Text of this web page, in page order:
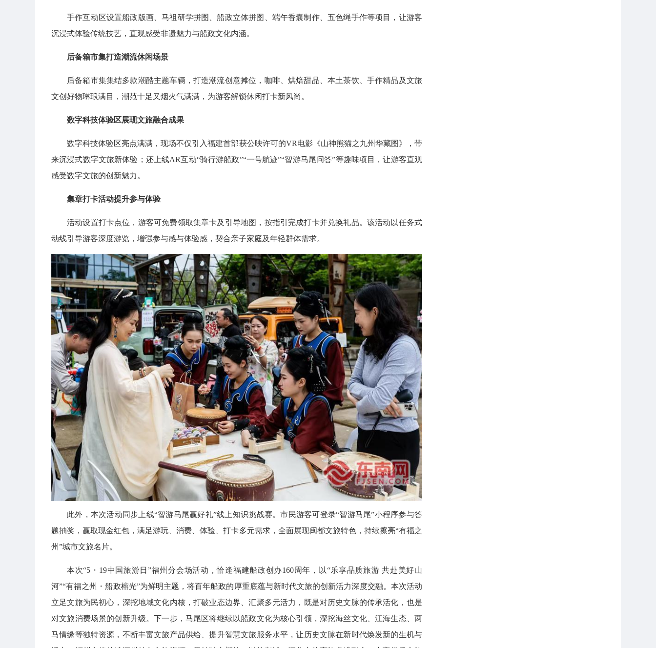
手作互动区设置船政版画、马祖研学拼图、船政立体拼图、端午香囊制作、五色绳手作等项目，让游客
沉浸式体验传统技艺，直观感受非遗魅力与船政文化内涵。
后备箱市集打造潮流休闲场景
后备箱市集集结多款潮酷主题车辆，打造潮流创意摊位，咖啡、烘焙甜品、本土茶饮、手作精品及文旅
文创好物琳琅满目，潮范十足又烟火气满满，为游客解锁休闲打卡新风尚。
数字科技体验区展现文旅融合成果
数字科技体验区亮点满满，现场不仅引入福建首部获公映许可的VR电影《山神熊猫之九州华藏图》，带
来沉浸式数字文旅新体验；还上线AR互动“骑行游船政”“一号航迹”“智游马尾问答”等趣味项目，让游客直观
感受数字文旅的创新魅力。
集章打卡活动提升参与体验
活动设置打卡点位，游客可免费领取集章卡及引导地图，按指引完成打卡并兑换礼品。该活动以任务式
动线引导游客深度游览，增强参与感与体验感，契合亲子家庭及年轻群体需求。
此外，本次活动同步上线“智游马尾赢好礼”线上知识挑战赛。市民游客可登录“智游马尾”小程序参与答
题抽奖，赢取现金红包，满足游玩、消费、体验、打卡多元需求，全面展现闽都文旅特色，持续擦亮“有福之
州”城市文旅名片。
本次“5・19中国旅游日”福州分会场活动，恰逢福建船政创办160周年，以“乐享品质旅游 共赴美好山
河”“有福之州・船政榕光”为鲜明主题，将百年船政的厚重底蕴与新时代文旅的创新活力深度交融。本次活动
立足文旅为民初心，深挖地域文化内核，打破业态边界、汇聚多元活力，既是对历史文脉的传承活化，也是
对文旅消费场景的创新升级。下一步，马尾区将继续以船政文化为核心引领，深挖海丝文化、江海生态、两
马情缘等独特资源，不断丰富文旅产品供给、提升智慧文旅服务水平，让历史文脉在新时代焕发新的生机与